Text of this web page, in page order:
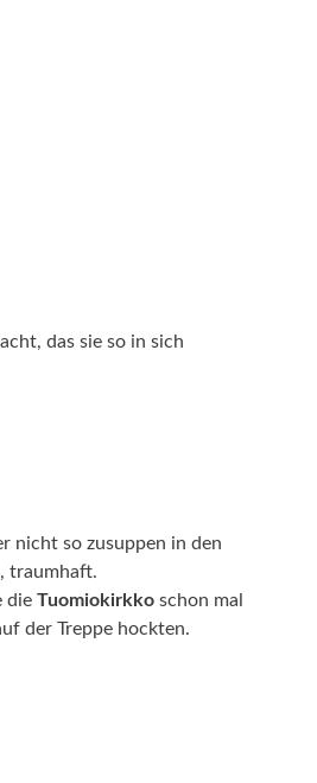
das sie so in sich
nicht so zusuppen in den
traumhaft.
die Tuomiokirkko schon mal
der Treppe hockten.